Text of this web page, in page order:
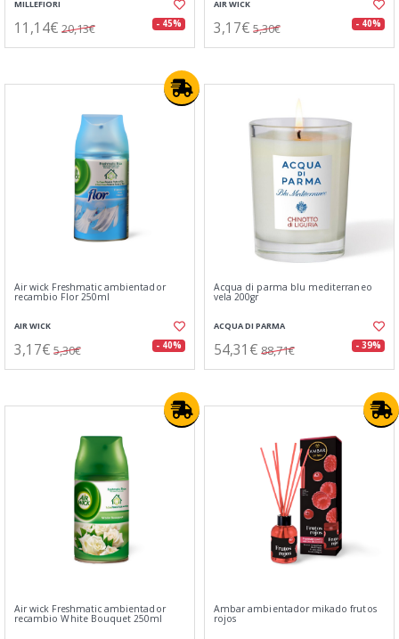
MILLEFIORI
11,14€ 20,13€ - 45%
AIR WICK
3,17€ 5,30€ - 40%
Air wick Freshmatic ambientador
recambio Flor 250ml
AIR WICK
3,17€ 5,30€ - 40%
Acqua di parma blu mediterraneo
vela 200gr
ACQUA DI PARMA
54,31€ 88,71€ - 39%
Air wick Freshmatic ambientador
recambio White Bouquet 250ml
Ambar ambientador mikado frutos
rojos